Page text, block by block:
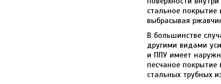
стальное покрытие
выбрасывая
В большинстве
другими видами
и ППУ имеет
песчаное покрытие
стальных трубных